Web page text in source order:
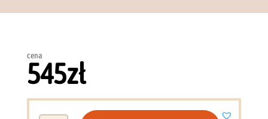
cena
545zł